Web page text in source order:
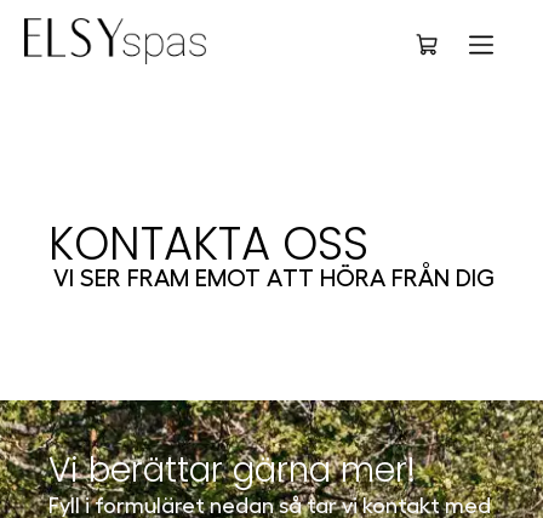
KONTAKTA OSS
VI SER FRAM EMOT ATT HÖRA FRÅN DIG
Vi berättar gärna mer!
Fyll i formuläret nedan så tar vi kontakt med